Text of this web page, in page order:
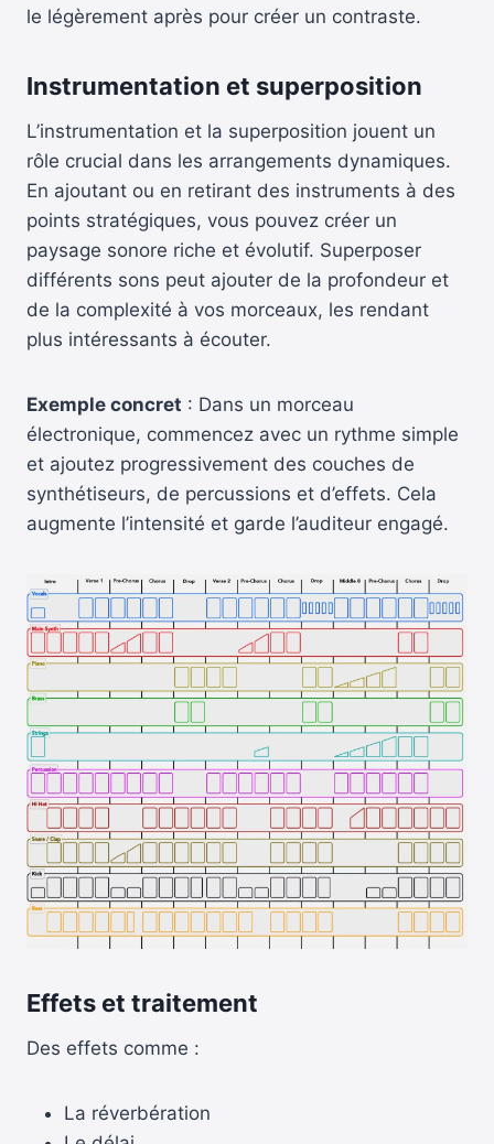
le légèrement après pour créer un contraste.
Instrumentation et superposition
L’instrumentation et la superposition jouent un
rôle crucial dans les arrangements dynamiques.
En ajoutant ou en retirant des instruments à des
points stratégiques, vous pouvez créer un
paysage sonore riche et évolutif. Superposer
différents sons peut ajouter de la profondeur et
de la complexité à vos morceaux, les rendant
plus intéressants à écouter.
Exemple concret : Dans un morceau
électronique, commencez avec un rythme simple
et ajoutez progressivement des couches de
synthétiseurs, de percussions et d’effets. Cela
augmente l’intensité et garde l’auditeur engagé.
Effets et traitement
Des effets comme :
La réverbération